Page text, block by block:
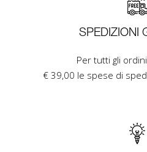
SPEDIZIONI
Per tutti gli
€ 39,00 le spese di